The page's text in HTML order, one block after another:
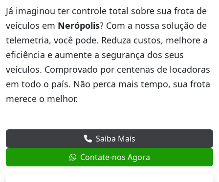
Já imaginou ter controle total sobre sua frota de
veículos em Nerópolis? Com a nossa solução de
telemetria, você pode. Reduza custos, melhore a
eficiência e aumente a segurança dos seus
veículos. Comprovado por centenas de locadoras
em todo o país. Não perca mais tempo, sua frota
merece o melhor.
Saiba Mais
Contate-nos Agora